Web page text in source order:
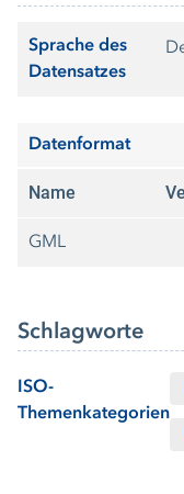
Sprache des
Datensatzes
Datenformat
Name
GML
Schlagworte
ISO-
Themenkategorien